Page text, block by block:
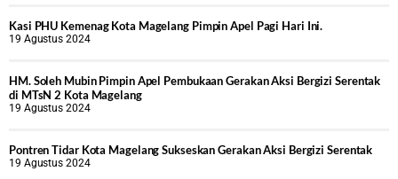
Kasi PHU Kemenag Kota Magelang Pimpin Apel Pagi Hari Ini.
19 Agustus 2024
HM. Soleh Mubin Pimpin Apel Pembukaan Gerakan Aksi Bergizi Serentak
di MTsN 2 Kota Magelang
19 Agustus 2024
Pontren Tidar Kota Magelang Sukseskan Gerakan Aksi Bergizi Serentak
19 Agustus 2024